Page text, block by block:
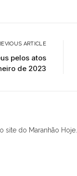
ARTICLE
pelos atos
de 2023
site do Maranhão